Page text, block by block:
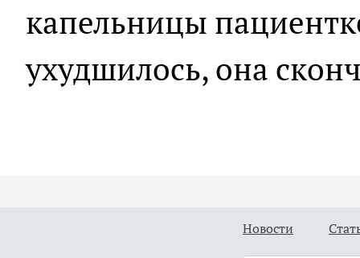
капельницы
ухудшилось, она
Новости